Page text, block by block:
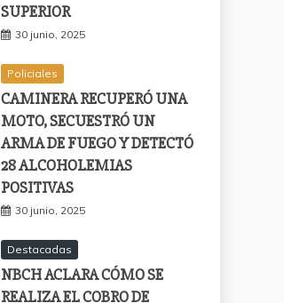
SUPERIOR
30 junio, 2025
Policiales
CAMINERA RECUPERÓ UNA
MOTO, SECUESTRÓ UN
ARMA DE FUEGO Y DETECTÓ
28 ALCOHOLEMIAS
POSITIVAS
30 junio, 2025
Destacadas
NBCH ACLARA CÓMO SE
REALIZA EL COBRO DE